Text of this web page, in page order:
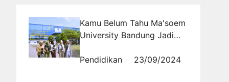
Kamu Belum Tahu Ma'soem
University Bandung Jadi
Pendidikan
23/09/2024